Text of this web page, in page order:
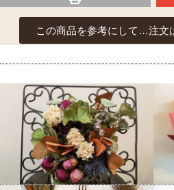
この商品を参考にして…注文